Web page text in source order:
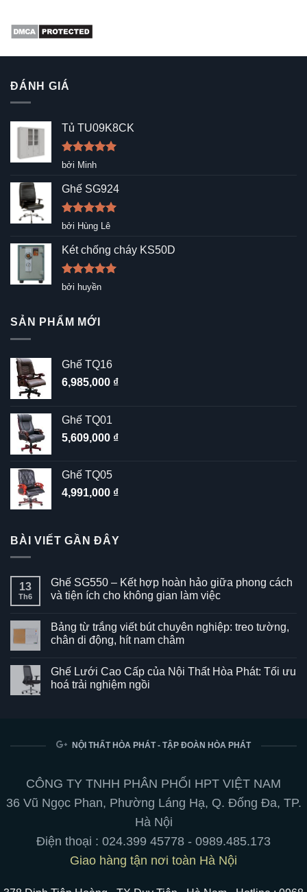
ĐÁNH GIÁ
Tủ TU09K8CK
Được xếp
sao
bởi Minh
Ghế SG924
Được xếp
5
sao
bởi Hùng Lê
Két chống cháy KS50D
Được xếp
hạng5
bởi huyền
SẢN PHẨM MỚI
Ghế TQ16
6,985,000 ₫
Ghế TQ01
5,609,000 ₫
Ghế TQ05
4,991,000 ₫
BÀI VIẾT GẦN ĐÂY
13
Th6
Ghế SG550 – Kết hợp hoàn hảo giữa phong cách
và tiện ích cho không gian làm việc
bình
luận
ở
–
Kết
hợp
và
không
gian
việc
Bảng từ trắng viết bút chuyên nghiệp: treo tường,
chân di động, hít nam châm
bình
luận
ở
chuyên
chân
di
hít
Ghế Lưới Cao Cấp của Nội Thất Hòa Phát: Tối ưu
hoá trải nghiệm ngồi
Ghế
của
Nội
Hòa
hoá
trải
nghiệm
NỘI THẤT HÒA PHÁT - TẬP ĐOÀN HÒA PHÁT
CÔNG TY TNHH PHÂN PHỐI HPT VIỆT NAM
36 Vũ Ngọc Phan, Phường Láng Hạ, Q. Đống Đa, TP.
Hà Nội
Điện thoại : 024.399 45778 - 0989.485.173
Giao hàng tận nơi toàn Hà Nội